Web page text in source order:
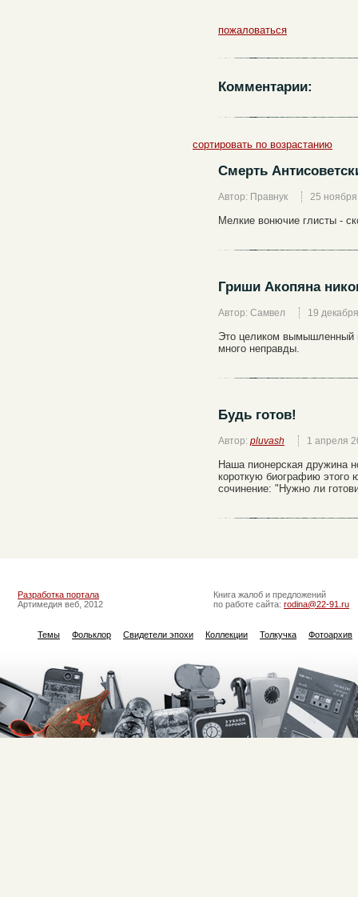
пожаловаться
Комментарии:
сортировать по возрастанию
Смерть
Автор: Правнук 25
Мелкие вонючие глисты -
Гриши Акопяна
Автор: Самвел 19
Это целиком вымышленный
много неправды.
Будь готов!
Автор: pluvash 1 апреля
Наша пионерская дружина
короткую биографию этого
сочинение: "Нужно ли
Разработка портала
Артимедия веб, 2012
Книга жалоб и предложений
по работе сайта: rodina@22-91.ru
Темы Фольклор Свидетели эпохи Коллекции Толкучка Фотоархив